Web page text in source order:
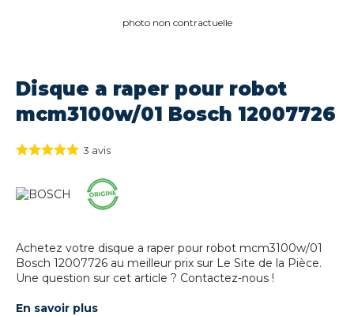
photo non contractuelle
Disque a raper pour robot
mcm3100w/01 Bosch 12007726
3 avis
Achetez votre disque a raper pour robot mcm3100w/01
Bosch 12007726 au meilleur prix sur Le Site de la Pièce.
Une question sur cet article ? Contactez-nous !
En savoir plus